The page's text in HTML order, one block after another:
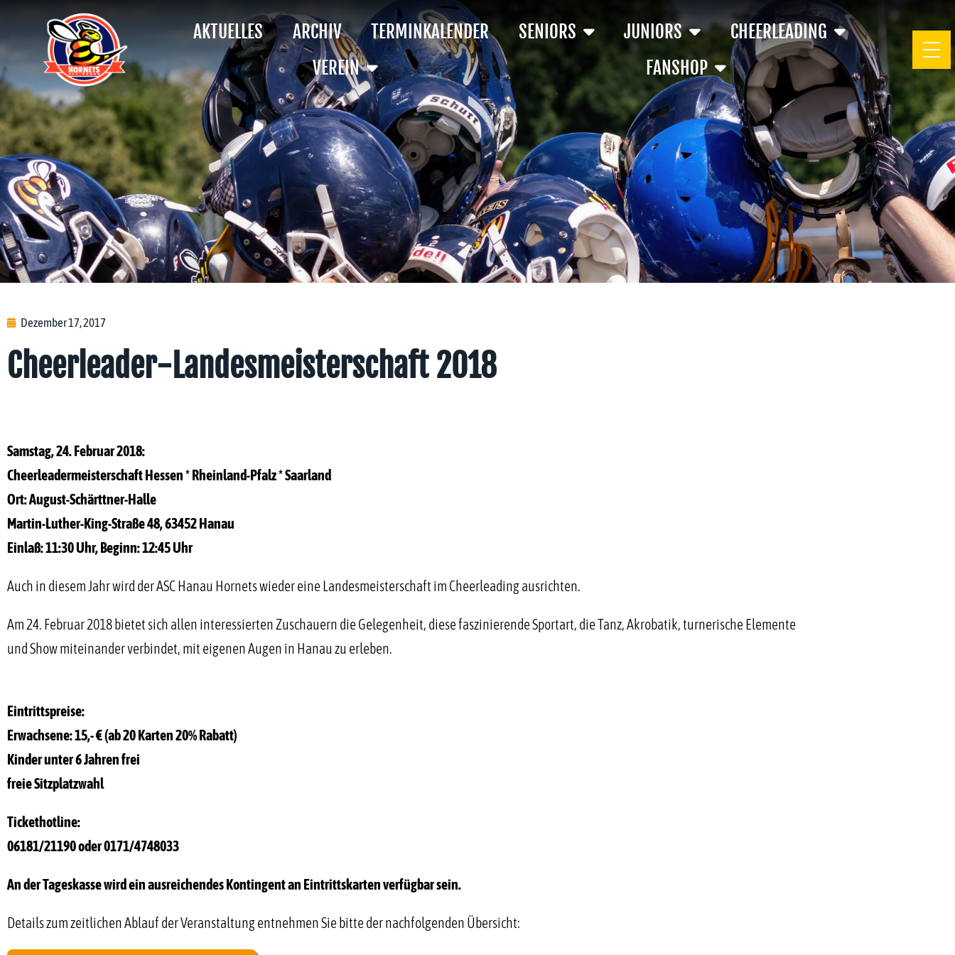
AKTUELLES ARCHIV TERMINKALENDER SENIORS JUNIORS
CHEERLEADING
VEREIN
FANSHOP
Dezember 17, 2017
Cheerleader-Landesmeisterschaft 2018
Samstag, 24. Februar 2018:
Cheerleadermeisterschaft Hessen * Rheinland-Pfalz * Saarland
Ort: August-Schärttner-Halle
Martin-Luther-King-Straße 48, 63452 Hanau
Einlaß: 11:30 Uhr, Beginn: 12:45 Uhr
Auch in diesem Jahr wird der ASC Hanau Hornets wieder eine Landesmeisterschaft im Cheerleading ausrichten.
Am 24. Februar 2018 bietet sich allen interessierten Zuschauern die Gelegenheit, diese faszinierende Sportart, die Tanz, Akrobatik, turnerische Elemente
und Show miteinander verbindet, mit eigenen Augen in Hanau zu erleben.
Eintrittspreise:
Erwachsene: 15,- € (ab 20 Karten 20% Rabatt)
Kinder unter 6 Jahren frei
freie Sitzplatzwahl
Tickethotline:
06181/21190 oder 0171/4748033
An der Tageskasse wird ein ausreichendes Kontingent an Eintrittskarten verfügbar sein.
Details zum zeitlichen Ablauf der Veranstaltung entnehmen Sie bitte der nachfolgenden Übersicht: